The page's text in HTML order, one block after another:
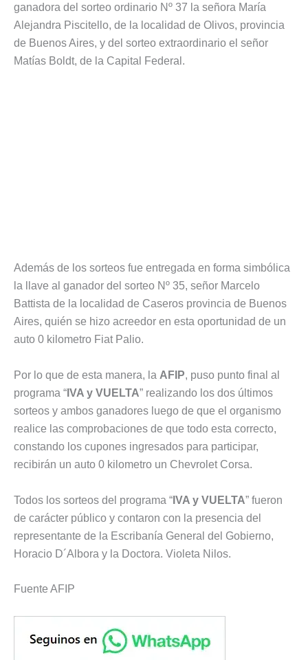
ganadora del sorteo ordinario Nº 37 la señora María
Alejandra Piscitello, de la localidad de Olivos, provincia
de Buenos Aires, y del sorteo extraordinario el señor
Matías Boldt, de la Capital Federal.
Además de los sorteos fue entregada en forma simbólica
la llave al ganador del sorteo Nº 35, señor Marcelo
Battista de la localidad de Caseros provincia de Buenos
Aires, quién se hizo acreedor en esta oportunidad de un
auto 0 kilometro Fiat Palio.
Por lo que de esta manera, la AFIP, puso punto final al
programa “ IVA y VUELTA” realizando los dos últimos
sorteos y ambos ganadores luego de que el organismo
realice las comprobaciones de que todo esta correcto,
constando los cupones ingresados para participar,
recibirán un auto 0 kilometro un Chevrolet Corsa.
Todos los sorteos del programa “ IVA y VUELTA” fueron
de carácter público y contaron con la presencia del
representante de la Escribanía General del Gobierno,
Horacio D´Albora y la Doctora. Violeta Nilos.
Fuente AFIP